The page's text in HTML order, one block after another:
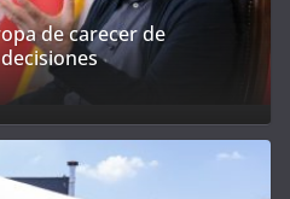
de carecer de